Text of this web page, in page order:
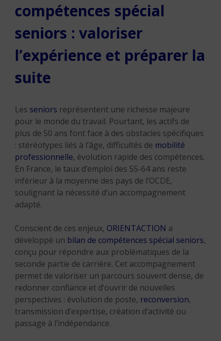
compétences spécial
seniors : valoriser
l’expérience et préparer la
suite
Les seniors représentent une richesse majeure
pour le monde du travail. Pourtant, les actifs de
plus de 50 ans font face à des obstacles spécifiques
: stéréotypes liés à l’âge, difficultés de mobilité
professionnelle, évolution rapide des compétences.
En France, le taux d’emploi des 55-64 ans reste
inférieur à la moyenne des pays de l’OCDE,
soulignant la nécessité d’un accompagnement
adapté.
Conscient de ces enjeux, ORIENTACTION a
développé un bilan de compétences spécial seniors,
conçu pour répondre aux problématiques de la
seconde partie de carrière. Cet accompagnement
permet de valoriser un parcours souvent dense, de
redonner confiance et d’ouvrir de nouvelles
perspectives : évolution de poste, reconversion,
transmission d’expertise, création d’activité ou
passage à l’indépendance.